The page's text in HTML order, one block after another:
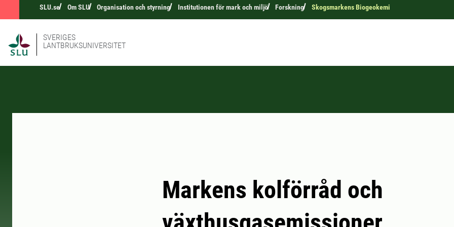
SLU.se Om SLU Organisation och styrning Institutionen för mark och miljö Forskning Skogsmarkens Biogeokemi
SVERIGES
LANTBRUKSUNIVERSITET
Markens kolförråd och